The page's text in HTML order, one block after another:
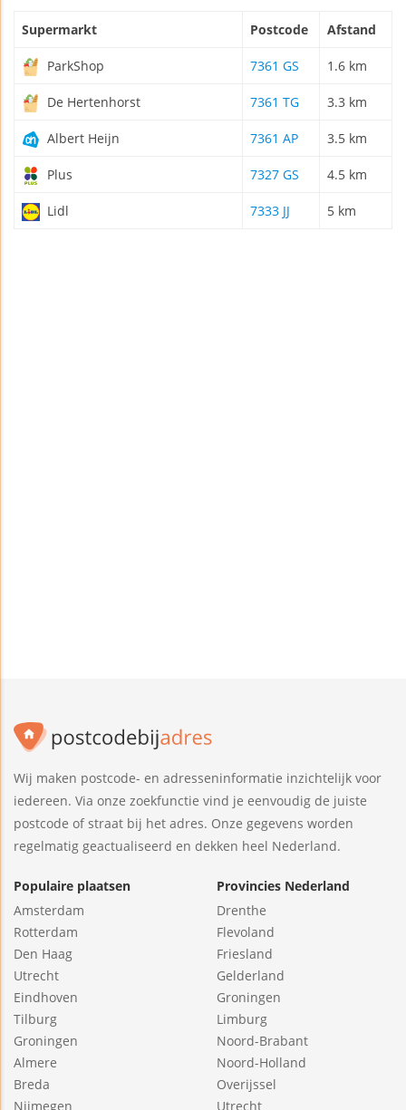
Supermarkt Postcode Afstand
ParkShop 7361 GS 1.6 km
De Hertenhorst 7361 TG 3.3 km
Albert Heijn 7361 AP 3.5 km
Plus 7327 GS 4.5 km
Lidl 7333 JJ 5 km
Wij maken postcode- en adresseninformatie inzichtelijk voor
iedereen. Via onze zoekfunctie vind je eenvoudig de juiste
postcode of straat bij het adres. Onze gegevens worden
regelmatig geactualiseerd en dekken heel Nederland.
Populaire plaatsen
Amsterdam
Rotterdam
Den Haag
Utrecht
Eindhoven
Tilburg
Groningen
Almere
Breda
Nijmegen
Provincies Nederland
Drenthe
Flevoland
Friesland
Gelderland
Groningen
Limburg
Noord-Brabant
Noord-Holland
Overijssel
Utrecht